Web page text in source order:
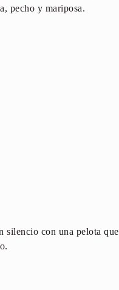
pecho y mariposa.
silencio con una pelota que